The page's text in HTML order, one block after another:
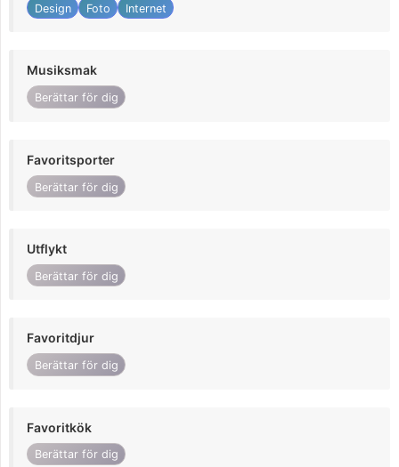
Design Foto Internet
Musiksmak
Berättar för dig
Favoritsporter
Berättar för dig
Utflykt
Berättar för dig
Favoritdjur
Berättar för dig
Favoritkök
Berättar för dig